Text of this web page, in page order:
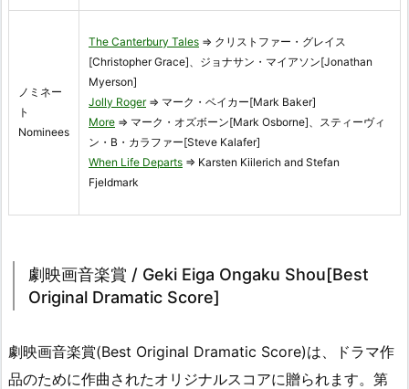
ノミネー
ト
Nominees
The Canterbury Tales ⇒ クリストファー・グレイス
[Christopher Grace]、ジョナサン・マイアソン[Jonathan
Myerson]
Jolly Roger⇒ マーク・ベイカー[Mark Baker]
More ⇒ マーク・オズボーン[Mark Osborne]、スティーヴィ
ン・B・カラファー[Steve Kalafer]
When Life Departs ⇒ Karsten Kiilerich and Stefan
Fjeldmark
劇映画音楽賞 / Geki Eiga Ongaku Shou[Best
Original Dramatic Score]
劇映画音楽賞(Best Original Dramatic Score)は、ドラマ作
品のために作曲されたオリジナルスコアに贈られます。第